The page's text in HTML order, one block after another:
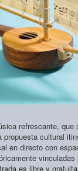
refrescante, que
propuesta cultural
en directo con
es libre y